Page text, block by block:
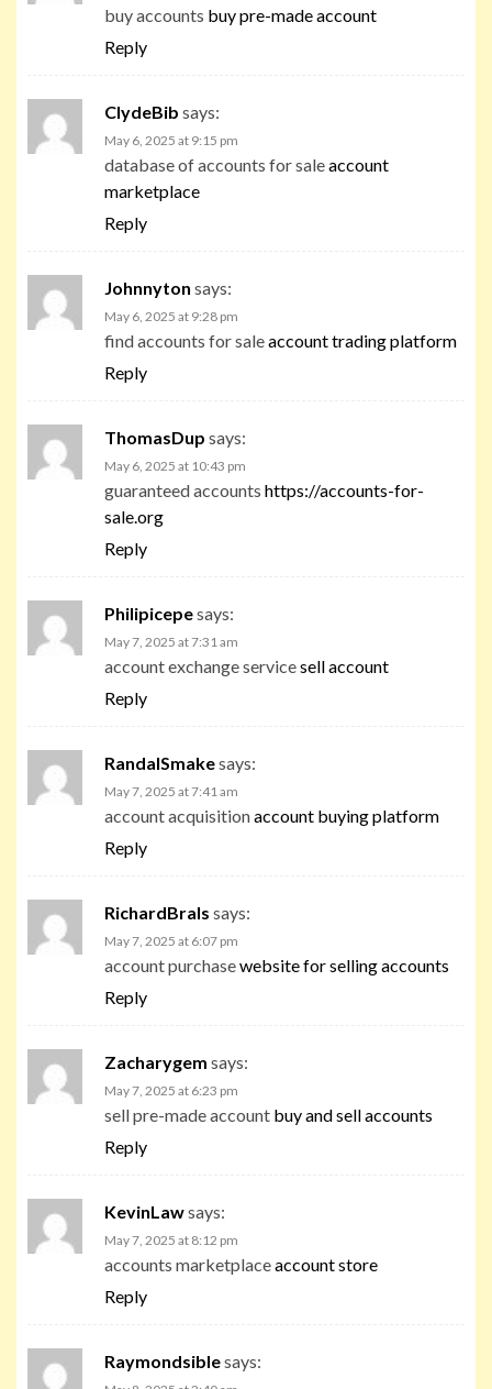
buy accounts buy pre-made account
Reply
ClydeBib says:
May 6, 2025 at 9:15 pm
database of accounts for saleaccount
marketplace
Reply
Johnnyton says:
May 6, 2025 at 9:28 pm
find accounts for saleaccount trading platform
Reply
ThomasDup says:
May 6, 2025 at 10:43 pm
guaranteed accounts https://accounts-for-
sale.org
Reply
Philipicepesays:
May 7, 2025 at 7:31 am
account exchange servicesell account
Reply
RandalSmakesays:
May 7, 2025 at 7:41 am
account acquisitionaccount buying platform
Reply
RichardBrals says:
May 7, 2025 at 6:07 pm
account purchasewebsite for selling accounts
Reply
Zacharygem says:
May 7, 2025 at 6:23 pm
sell pre-made account buy and sell accounts
Reply
KevinLawsays:
May 7, 2025 at 8:12 pm
accounts marketplaceaccount store
Reply
Raymondsiblesays: